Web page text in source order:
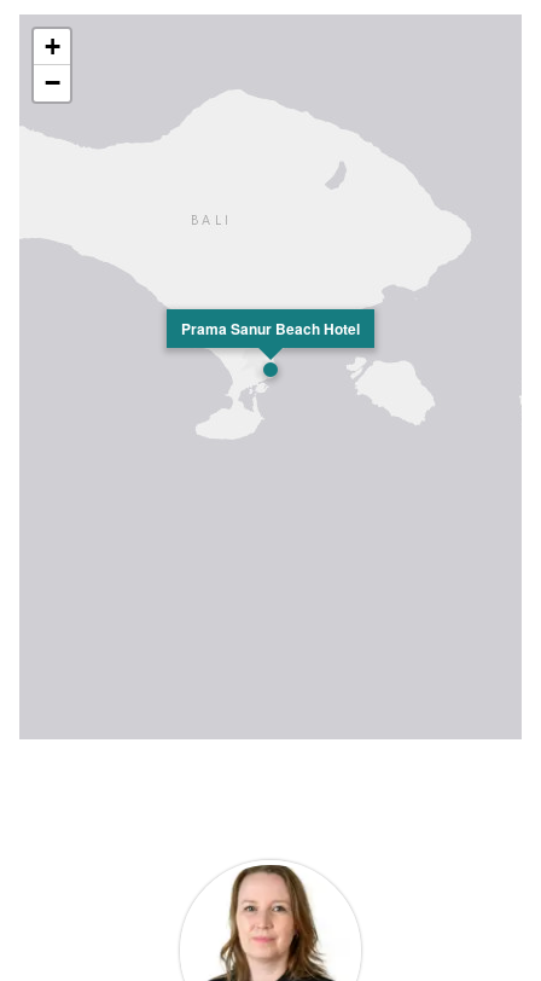
Prama Sanur Beach Hotel
+
−